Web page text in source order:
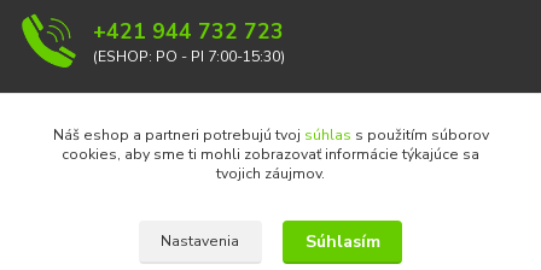
+421 944 732 723
(ESHOP: PO - PI 7:00-15:30)
Náš eshop a partneri potrebujú tvoj súhlas s použitím súborov
cookies, aby sme ti mohli zobrazovať informácie týkajúce sa
tvojich záujmov.
Nastavenia Súhlasím